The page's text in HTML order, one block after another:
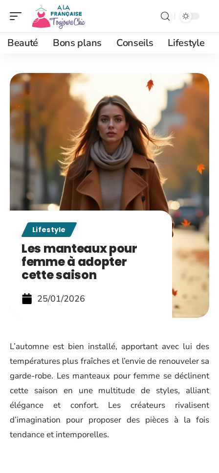
Beauté Bons plans Conseils Lifestyle
Lifestyle
Les manteaux pour
femme à adopter
cette saison
25/01/2026
L’automne est bien installé, apportant avec lui des
températures plus fraîches et l’envie de renouveler sa
garde-robe. Les manteaux pour femme se déclinent
cette saison en une multitude de styles, alliant
élégance et confort. Les créateurs rivalisent
d’imagination pour proposer des pièces à la fois
tendance et intemporelles.